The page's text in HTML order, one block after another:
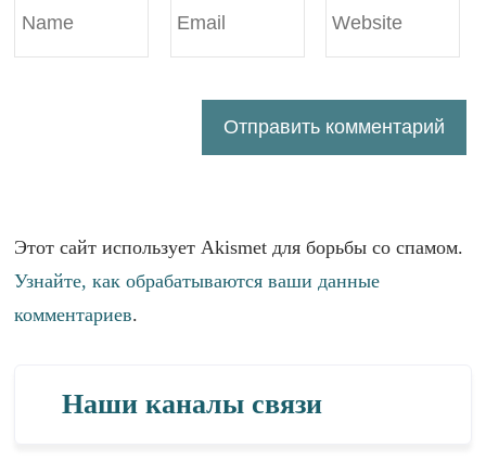
Этот сайт использует Akismet для борьбы со спамом.
Узнайте, как обрабатываются ваши данные
комментариев.
Наши каналы связи